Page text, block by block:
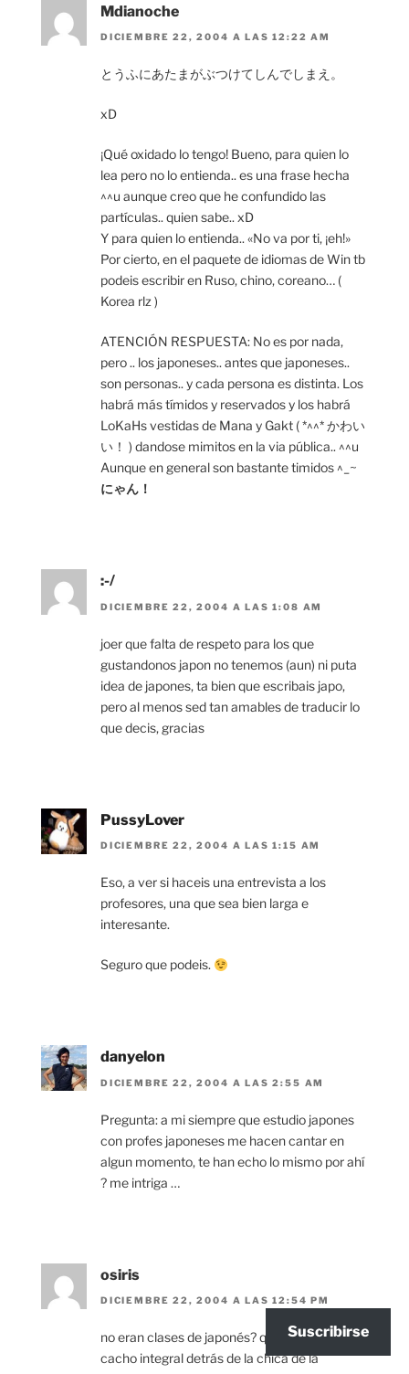
Mdianoche
DICIEMBRE 22, 2004 A LAS 12:22 AM
とうふにあたまがぶつけてしんでしまえ。
xD
¡Qué oxidado lo tengo! Bueno, para quien lo
lea pero no lo entienda.. es una frase hecha
^^u aunque creo que he confundido las
partículas.. quien sabe.. xD
Y para quien lo entienda.. «No va por ti, ¡eh!»
Por cierto, en el paquete de idiomas de Win tb
podeis escribir en Ruso, chino, coreano… (
Korea rlz )
ATENCIÓN RESPUESTA: No es por nada,
pero .. los japoneses.. antes que japoneses..
son personas.. y cada persona es distinta. Los
habrá más tímidos y reservados y los habrá
LoKaHs vestidas de Mana y Gakt ( *^^* かわい
い！ ) dandose mimitos en la via pública.. ^^u
Aunque en general son bastante timidos ^_~
にゃん！
:-/
DICIEMBRE 22, 2004 A LAS 1:08 AM
joer que falta de respeto para los que
gustandonos japon no tenemos (aun) ni puta
idea de japones, ta bien que escribais japo,
pero al menos sed tan amables de traducir lo
que decis, gracias
PussyLover
DICIEMBRE 22, 2004 A LAS 1:15 AM
Eso, a ver si haceis una entrevista a los
profesores, una que sea bien larga e
interesante.
Seguro que podeis.
danyelon
DICIEMBRE 22, 2004 A LAS 2:55 AM
Pregunta: a mi siempre que estudio japones
con profes japoneses me hacen cantar en
algun momento, te han echo lo mismo por ahí
? me intriga …
osiris
DICIEMBRE 22, 2004 A LAS 12:54 PM
no eran clases de japonés? qué hace una
cacho integral detrás de la chica de la
Suscribirse